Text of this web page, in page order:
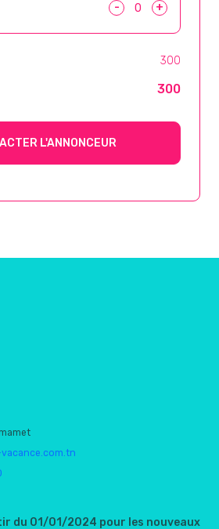
- +
300
300
L'ANNONCEUR
du 01/01/2024 pour les nouveaux